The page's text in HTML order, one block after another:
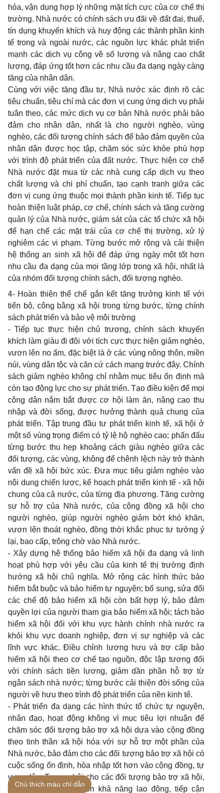
hóa, vận dụng hợp lý những mặt tích cực của cơ chế thị
trường. Nhà nước có chính sách ưu đãi về đất đai, thuế,
tín dụng khuyến khích và huy động các thành phần kinh
tế trong và ngoài nước, các nguồn lực khác phát triển
mạnh các dịch vụ công về số lượng và nâng cao chất
lượng, đáp ứng tốt hơn các nhu cầu đa dạng ngày càng
tăng của nhân dân.
Cùng với việc tăng đầu tư, Nhà nước xác định rõ các
tiêu chuẩn, tiêu chí mà các đơn vị cung ứng dịch vụ phải
tuân theo, các mức dịch vụ cơ bản Nhà nước phải bảo
đảm cho nhân dân, nhất là cho người nghèo, vùng
nghèo, các đối tượng chính sách để bảo đảm quyền của
nhân dân được học tập, chăm sóc sức khỏe phù hợp
với trình độ phát triển của đất nước. Thực hiện cơ chế
Nhà nước đặt mua từ các nhà cung cấp dịch vụ theo
chất lượng và chi phí chuẩn, tạo cạnh tranh giữa các
đơn vị cung ứng thuộc mọi thành phần kinh tế. Tiếp tục
hoàn thiện luật pháp, cơ chế, chính sách và tăng cường
quản lý của Nhà nước, giám sát của các tổ chức xã hội
để hạn chế các mặt trái của cơ chế thị trường, xử lý
nghiêm các vi phạm. Từng bước mở rộng và cải thiện
hệ thống an sinh xã hội để đáp ứng ngày một tốt hơn
nhu cầu đa dạng của mọi tầng lớp trong xã hội, nhất là
của nhóm đối tượng chính sách, đối tượng nghèo.
4- Hoàn thiện thể chế gắn kết tăng trưởng kinh tế với
tiến bộ, công bằng xã hội trong từng bước, từng chính
sách phát triển và bảo vệ môi trường
- Tiếp tục thực hiện chủ trương, chính sách khuyến
khích làm giàu đi đôi với tích cực thực hiện giảm nghèo,
vươn lên no ấm, đặc biệt là ở các vùng nông thôn, miền
núi, vùng dân tộc và căn cứ cách mạng trước đây. Chính
sách giảm nghèo không chỉ nhằm mục tiêu ổn định mà
còn tạo động lực cho sự phát triển. Tạo điều kiện để mọi
công dân nắm bắt được cơ hội làm ăn, nâng cao thu
nhập và đời sống, được hưởng thành quả chung của
phát triển. Tập trung đầu tư phát triển kinh tế, xã hội ở
một số vùng trọng điểm có tỷ lệ hộ nghèo cao; phấn đấu
từng bước thu hẹp khoảng cách giàu nghèo giữa các
đối tượng, các vùng, không để chênh lệch này trở thành
vấn đề xã hội bức xúc. Ðưa mục tiêu giảm nghèo vào
nội dung chiến lược, kế hoạch phát triển kinh tế - xã hội
chung của cả nước, của từng địa phương. Tăng cường
sự hỗ trợ của Nhà nước, của cộng đồng xã hội cho
người nghèo, giúp người nghèo giảm bớt khó khăn,
vươn lên thoát nghèo, đồng thời khắc phục tư tưởng ỷ
lại, bao cấp, trông chờ vào Nhà nước.
- Xây dựng hệ thống bảo hiểm xã hội đa dạng và linh
hoạt phù hợp với yêu cầu của kinh tế thị trường định
hướng xã hội chủ nghĩa. Mở rộng các hình thức bảo
hiểm bắt buộc và bảo hiểm tự nguyện; bổ sung, sửa đổi
các chế độ bảo hiểm xã hội còn bất hợp lý, bảo đảm
quyền lợi của người tham gia bảo hiểm xã hội; tách bảo
hiểm xã hội đối với khu vực hành chính nhà nước ra
khỏi khu vực doanh nghiệp, đơn vị sự nghiệp và các
lĩnh vực khác. Ðiều chỉnh lương hưu và trợ cấp bảo
hiểm xã hội theo cơ chế tạo nguồn, độc lập tương đối
với chính sách tiền lương, giảm dần phần hỗ trợ từ
ngân sách nhà nước; từng bước cải thiện đời sống của
người về hưu theo trình độ phát triển của nền kinh tế.
- Phát triển đa dạng các hình thức tổ chức tự nguyện,
nhân đạo, hoạt động không vì mục tiêu lợi nhuận để
chăm sóc đối tượng bảo trợ xã hội dựa vào cộng đồng
theo tinh thần xã hội hóa với sự hỗ trợ một phần của
Nhà nước, bảo đảm cho các đối tượng bảo trợ xã hội có
cuộc sống ổn định, hòa nhập tốt hơn vào cộng đồng, tự
vươn lên. Tạo cơ hội cho các đối tượng bảo trợ xã hội,
trước hết là người còn khả năng lao động, tiếp cận
Chú thích màu chỉ dẫn